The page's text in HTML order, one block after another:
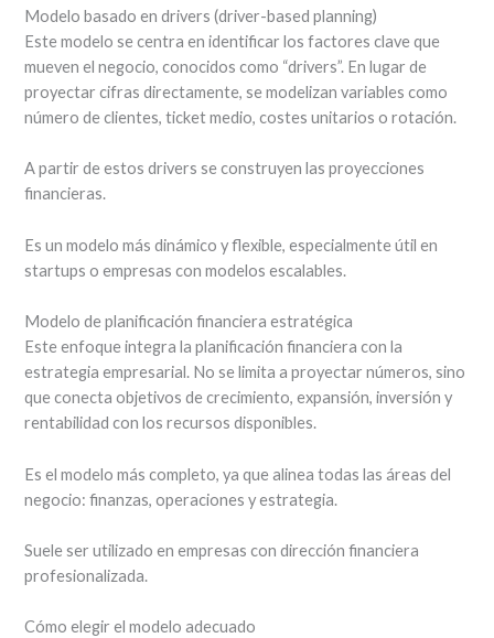
Modelo basado en drivers (driver-based planning)
Este modelo se centra en identificar los factores clave que
mueven el negocio, conocidos como “drivers”. En lugar de
proyectar cifras directamente, se modelizan variables como
número de clientes, ticket medio, costes unitarios o rotación.
A partir de estos drivers se construyen las proyecciones
financieras.
Es un modelo más dinámico y flexible, especialmente útil en
startups o empresas con modelos escalables.
Modelo de planificación financiera estratégica
Este enfoque integra la planificación financiera con la
estrategia empresarial. No se limita a proyectar números, sino
que conecta objetivos de crecimiento, expansión, inversión y
rentabilidad con los recursos disponibles.
Es el modelo más completo, ya que alinea todas las áreas del
negocio: finanzas, operaciones y estrategia.
Suele ser utilizado en empresas con dirección financiera
profesionalizada.
Cómo elegir el modelo adecuado